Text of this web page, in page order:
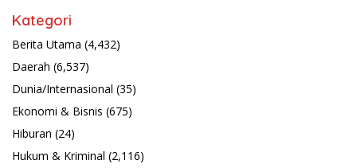
Kategori
Berita Utama (4,432)
Daerah (6,537)
Dunia/Internasional (35)
Ekonomi & Bisnis (675)
Hiburan (24)
Hukum & Kriminal (2,116)